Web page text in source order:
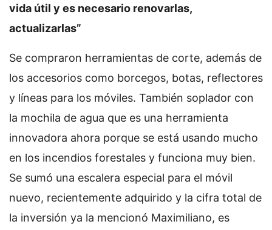
vida útil y es necesario renovarlas,
actualizarlas”
Se compraron herramientas de corte, además de
los accesorios como borcegos, botas, reflectores
y líneas para los móviles. También soplador con
la mochila de agua que es una herramienta
innovadora ahora porque se está usando mucho
en los incendios forestales y funciona muy bien.
Se sumó una escalera especial para el móvil
nuevo, recientemente adquirido y la cifra total de
la inversión ya la mencionó Maximiliano, es